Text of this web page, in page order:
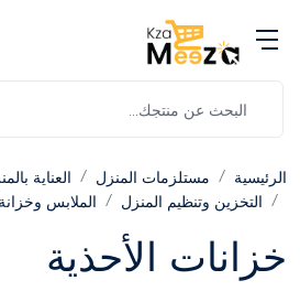
الرئيسية مستلزمات المنزل
العناية
التخزين وتنظيم المنزل
الملابس
خزانات الأحذية